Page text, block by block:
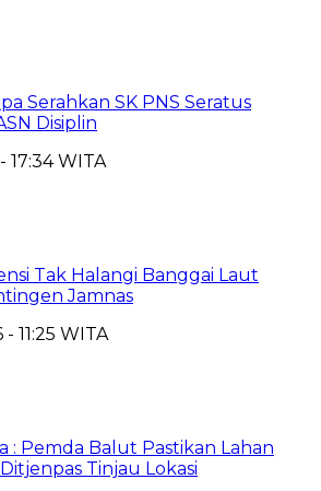
Serahkan SK PNS Seratus
Disiplin
17:34 WITA
Tak Halangi Banggai Laut
Jamnas
11:25 WITA
: Pemda Balut Pastikan Lahan
Tinjau Lokasi